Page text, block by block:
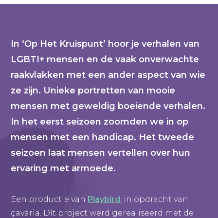
In ‘Op Het Kruispunt’ hoor je verhalen van
LGBTI+ mensen en de vaak onverwachte
raakvlakken met een ander aspect van wie
ze zijn. Unieke portretten van mooie
mensen met geweldig boeiende verhalen.
In het eerst seizoen zoomden we in op
mensen met een handicap. Het tweede
seizoen laat mensen vertellen over hun
ervaring met armoede.
Een productie van Playbird , in opdracht van
çavaria. Dit project werd gerealiseerd met de